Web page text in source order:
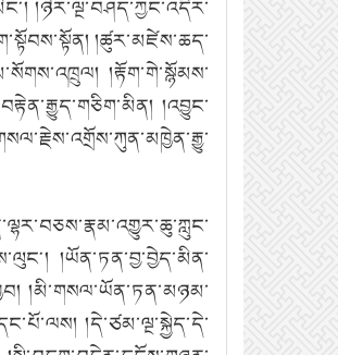
།ཉེར་ལྔ་བཤད་ཀྱང་འདིར་
།ཚུར་མཛེས་ཆད་
།རྟོག་གེ་སྙོམས་
།འབྱུང་
།ཡོན་ཏན་བྱ་བྱེད་མིན་
།མི་གསལ་ཡོན་ཏན་མཉམ་
།དེ་ཙམ་ལྔ་སྐྱེད་དེ་